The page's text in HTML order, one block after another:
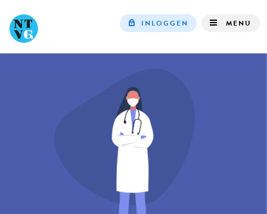
INLOGGEN MENU